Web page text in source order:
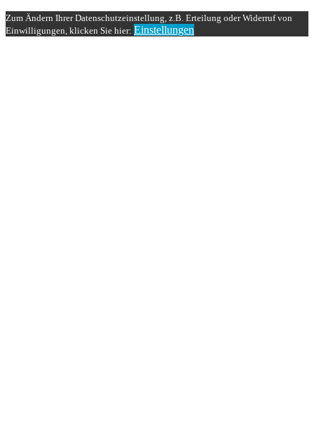
Zum Ändern Ihrer Datenschutzeinstellung, z.B. Erteilung oder Widerruf von
Einwilligungen, klicken Sie hier: Einstellungen